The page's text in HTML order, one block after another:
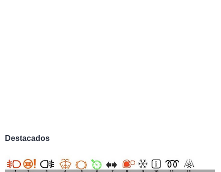
Destacados